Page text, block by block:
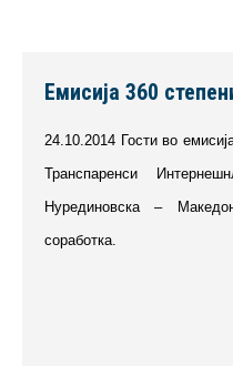
Емисија 360
24.10.2014 Гости во
Транспаренси
Нурединовска –
соработка.